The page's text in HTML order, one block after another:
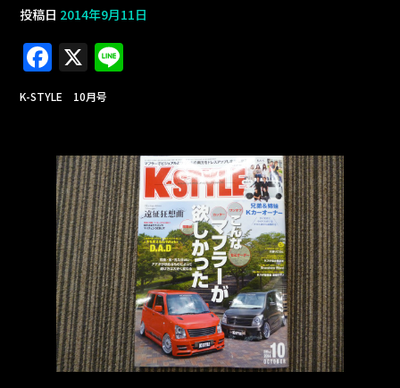
投稿日 2014年9月11日
F
a
c
b
o
o
k
X
K-STYLE 10月号